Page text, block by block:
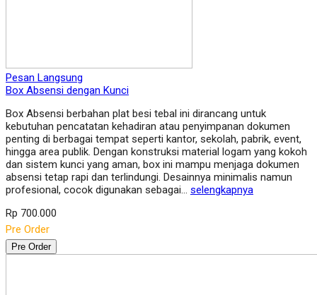
Pesan Langsung
Box Absensi dengan Kunci
Box Absensi berbahan plat besi tebal ini dirancang untuk
kebutuhan pencatatan kehadiran atau penyimpanan dokumen
penting di berbagai tempat seperti kantor, sekolah, pabrik, event,
hingga area publik. Dengan konstruksi material logam yang kokoh
dan sistem kunci yang aman, box ini mampu menjaga dokumen
absensi tetap rapi dan terlindungi. Desainnya minimalis namun
profesional, cocok digunakan sebagai… selengkapnya
Rp 700.000
Pre Order
Pre Order